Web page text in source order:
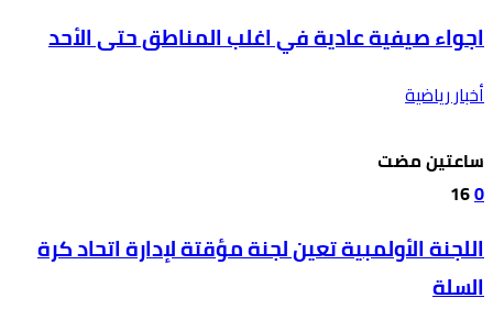
اجواء صيفية عادية في اغلب المناطق حتى الأحد
أخبار رياضية
‫‫‫‏‫ساعتين مضت‬
0
16
اللجنة الأولمبية تعين لجنة مؤقتة لإدارة اتحاد كرة
السلة